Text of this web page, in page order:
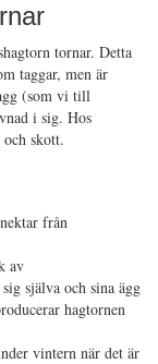
tornar. Detta
taggar, men är
(som vi till
i sig. Hos
och skott.
från
av
själva och sina ägg
hagtornen
vintern när det är